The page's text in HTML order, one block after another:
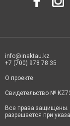
info@inaktau.kz
+7 (700) 978 78 35
О проекте
Свидетельство №
Все права защищены.
разрешается при